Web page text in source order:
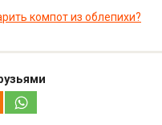
компот из облепихи?